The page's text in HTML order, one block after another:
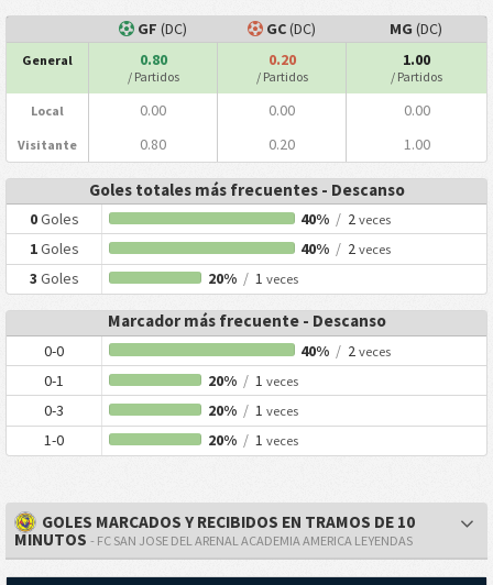
GF (DC) GC(DC) MG (DC)
General 0.80
/ Partidos
0.20
/ Partidos
1.00
/ Partidos
Local 0.00 0.00 0.00
Visitante 0.80 0.20 1.00
Goles totales más frecuentes - Descanso
0Goles 40% / 2veces
1Goles 40% / 2veces
3 Goles 20% /1 veces
Marcador más frecuente - Descanso
0-0 40% / 2veces
0-1 20% /1 veces
0-3 20% /1 veces
1-0 20% /1 veces
GOLES MARCADOS Y RECIBIDOS EN TRAMOS DE 10
MINUTOS - FC SAN JOSE DEL ARENAL ACADEMIA AMERICA LEYENDAS